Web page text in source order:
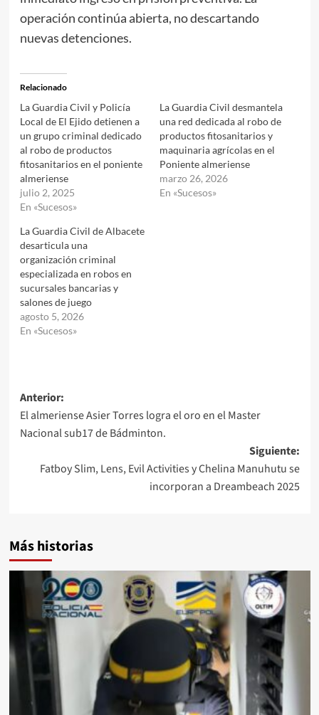
operación continúa abierta, no descartando
nuevas detenciones.
Relacionado
La Guardia Civil y Policía
Local de El Ejido detienen a
un grupo criminal dedicado
al robo de productos
fitosanitarios en el poniente
almeriense
julio 2, 2025
En «Sucesos»
La Guardia Civil desmantela
una red dedicada al robo de
productos fitosanitarios y
maquinaria agrícolas en el
Poniente almeriense
marzo 26, 2026
En «Sucesos»
La Guardia Civil de Albacete
desarticula una
organización criminal
especializada en robos en
sucursales bancarias y
salones de juego
agosto 5, 2026
En «Sucesos»
Navegación
de
entradas
Anterior:
El almeriense Asier Torres logra el oro en el Master
Nacional sub17 de Bádminton.
Siguiente:
Fatboy Slim, Lens, Evil Activities y Chelina Manuhutu se
incorporan a Dreambeach 2025
Más historias